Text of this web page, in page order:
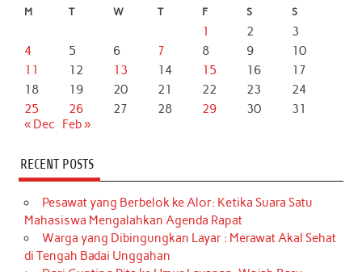
M T W T F S S
1 2
3
4
5 6 7 8 9
10
11
12 13 14 15 16
17
18
19 20 21 22 23
24
25
26 27 28 29 30
31
« Dec
Feb »
RECENT POSTS
Pesawat yang Berbelok ke Alor: Ketika Suara Satu
Mahasiswa Mengalahkan Agenda Rapat
Warga yang Dibingungkan Layar : Merawat Akal Sehat
di Tengah Badai Unggahan